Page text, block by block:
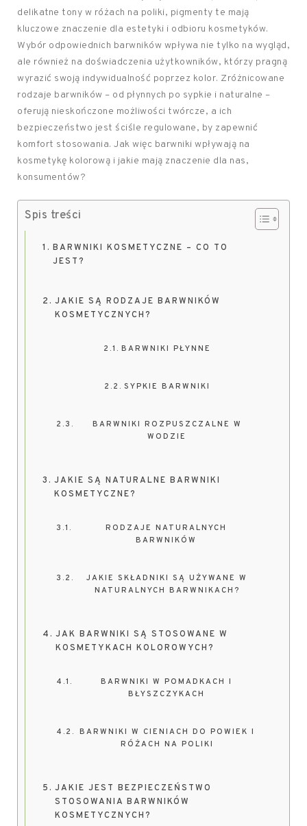
delikatne tony w różach na poliki, pigmenty te mają
kluczowe znaczenie dla estetyki i odbioru kosmetyków.
Wybór odpowiednich barwników wpływa nie tylko na wygląd,
ale również na doświadczenia użytkowników, którzy pragną
wyrazić swoją indywidualność poprzez kolor. Zróżnicowane
rodzaje barwników – od płynnych po sypkie i naturalne –
oferują nieskończone możliwości twórcze, a ich
bezpieczeństwo jest ściśle regulowane, by zapewnić
komfort stosowania. Jak więc barwniki wpływają na
kosmetykę kolorową i jakie mają znaczenie dla nas,
konsumentów?
Spis treści
BARWNIKI KOSMETYCZNE – CO TO
JEST?
JAKIE SĄ RODZAJE BARWNIKÓW
KOSMETYCZNYCH?
BARWNIKI PŁYNNE
SYPKIE BARWNIKI
BARWNIKI ROZPUSZCZALNE W
WODZIE
JAKIE SĄ NATURALNE BARWNIKI
KOSMETYCZNE?
RODZAJE NATURALNYCH
BARWNIKÓW
JAKIE SKŁADNIKI SĄ UŻYWANE W
NATURALNYCH BARWNIKACH?
JAK BARWNIKI SĄ STOSOWANE W
KOSMETYKACH KOLOROWYCH?
BARWNIKI W POMADKACH I
BŁYSZCZYKACH
BARWNIKI W CIENIACH DO POWIEK I
RÓŻACH NA POLIKI
JAKIE JEST BEZPIECZEŃSTWO
STOSOWANIA BARWNIKÓW
KOSMETYCZNYCH?